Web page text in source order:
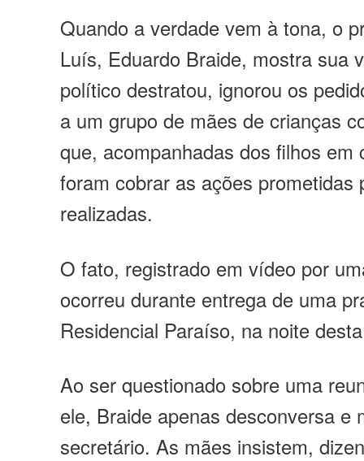
Quando a verdade vem à tona, o
Luís, Eduardo Braide, mostra sua
político destratou, ignorou os
a um grupo de mães de crianças
que, acompanhadas dos filhos em
foram cobrar as ações prometidas
realizadas.
O fato, registrado em vídeo por
ocorreu durante entrega de uma
Residencial Paraíso, na noite
Ao ser questionado sobre uma
ele, Braide apenas desconversa e
secretário. As mães insistem,